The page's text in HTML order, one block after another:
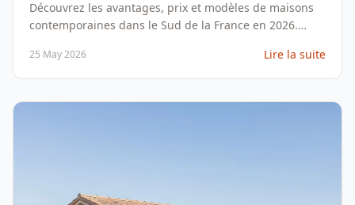
Découvrez les avantages, prix et modèles de maisons
contemporaines dans le Sud de la France en 2026.
projet.
25 May 2026 Lire la suite